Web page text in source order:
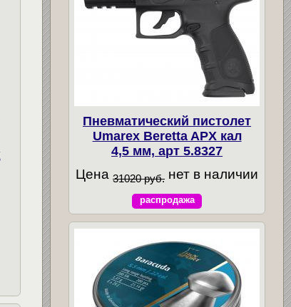
Пневматический пистолет
Umarex Beretta APX кал
4,5 мм, арт 5.8327
Цена31020 руб. нет в наличии
распродажа